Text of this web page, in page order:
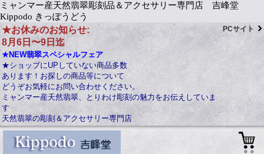
ミャンマー産天然翡翠彫刻品＆アクセサリー専門店 吉峰堂
Kippodo きっぽうどう
★お休みのお知らせ:
8月6日〜9日迄
★NEW翡翠スペシャルフェア
★ショップにUPしていない商品多数
あります！お探しの商品等について
どうぞお気軽にお問い合わせください。
ミャンマー産天然翡翠、とりわけ彫刻の魅力をお伝えしていま
す
天然翡翠の彫刻＆アクセサリー専門店
PCサイト